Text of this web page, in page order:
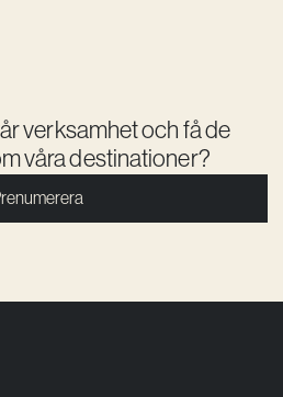
verksamhet och få de
våra destinationer?